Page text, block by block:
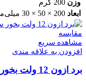
وزن 200 گرم
ابعاد 200 × 50 × 30 میلی‌متر
مقایسه
مشاهده سریع
افزودن به علاقه مندی
برد ازون 12 ولت بخور سرد مدل A